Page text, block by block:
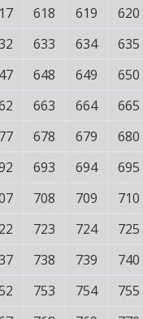
618 619 620
633 634 635
648 649 650
663 664 665
678 679 680
693 694 695
708 709 710
723 724 725
738 739 740
753 754 755